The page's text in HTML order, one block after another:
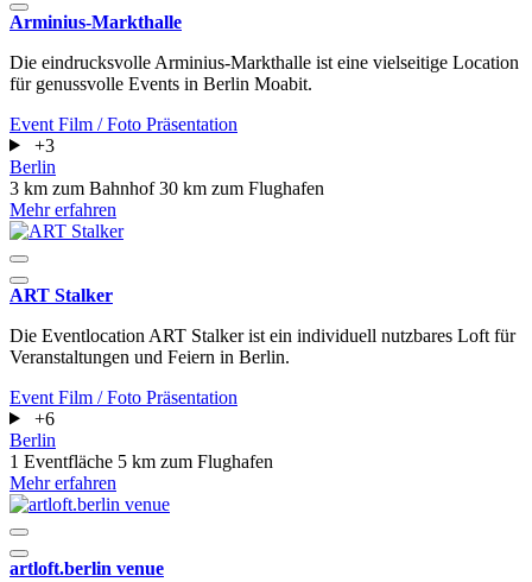
Arminius-Markthalle
Die eindrucksvolle Arminius-Markthalle ist eine vielseitige Location
für genussvolle Events in Berlin Moabit.
Event Film / Foto Präsentation
+3
Berlin
3 km zum Bahnhof30 km zum Flughafen
Mehr erfahren
ART Stalker
Die Eventlocation ART Stalker ist ein individuell nutzbares Loft für
Veranstaltungen und Feiern in Berlin.
Event Film / Foto Präsentation
+6
Berlin
1 Eventfläche 5 km zum Flughafen
Mehr erfahren
artloft.berlin venue